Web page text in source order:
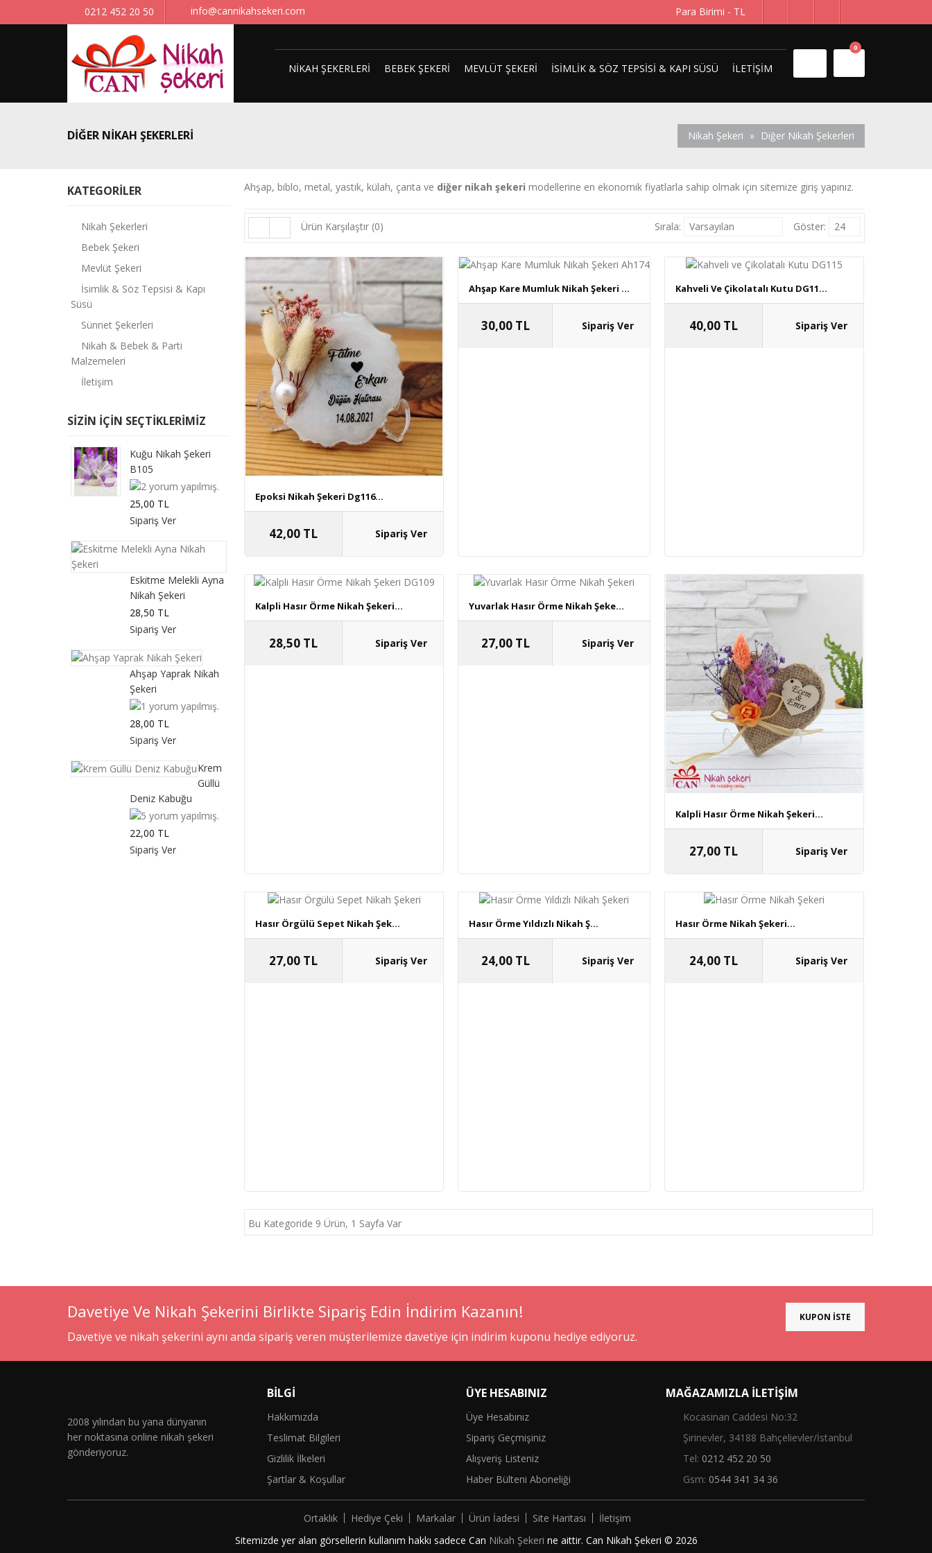
0212 452 20 50 info@cannikahsekeri.com Para Birimi - TL
0
NIKAH ŞEKERLERI BEBEK ŞEKERI MEVLÜT ŞEKERI İSIMLIK & SÖZ TEPSISI & KAPI SÜSÜ İLETIŞIM
KATEGORILER
Nikah Şekerleri
Bebek Şekeri
Mevlüt Şekeri
İsimlik & Söz Tepsisi & Kapı
Süsü
Sünnet Şekerleri
Nikah & Bebek & Parti
Malzemeleri
İletişim
SIZIN IÇIN SEÇTIKLERIMIZ
Kuğu Nikah Şekeri
B105
25,00 TL
Eskitme Melekli Ayna
Nikah Şekeri
28,50 TL
Ahşap Yaprak Nikah
Şekeri
28,00 TL
Krem
Güllü
Deniz Kabuğu
22,00 TL
Nikah Şekeri » Diğer Nikah Şekerleri
DIĞER NIKAH ŞEKERLERI
Ahşap, biblo, metal, yastık, külah, çanta ve diğer nikah şekeri modellerine en ekonomik fiyatlarla sahip olmak için sitemize giriş yapınız.
Göster: 24
Sırala: Varsayılan
Ürün Karşılaştır (0)
Epoksi Nikah Şekeri Dg116...
42,00 TL
Ahşap Kare Mumluk Nikah Şekeri ...
30,00 TL
Kahveli Ve Çikolatalı Kutu DG11...
40,00 TL
Kalpli Hasır Örme Nikah Şekeri...
28,50 TL
Yuvarlak Hasır Örme Nikah Şeke...
27,00 TL
Kalpli Hasır Örme Nikah Şekeri...
27,00 TL
Hasır Örgülü Sepet Nikah Şek...
27,00 TL
Hasır Örme Yıldızlı Nikah Ş...
24,00 TL
Hasır Örme Nikah Şekeri...
24,00 TL
Bu Kategoride 9 Ürün, 1 Sayfa Var
Davetiye Ve Nikah Şekerini Birlikte Sipariş Edin İndirim Kazanın!
Davetiye ve nikah şekerini aynı anda sipariş veren müşterilemize davetiye için indirim kuponu hediye ediyoruz.
KUPON İSTE
2008 yılından bu yana dünyanın
her noktasına online nikah şekeri
gönderiyoruz.
BILGI
Hakkımızda
Teslimat Bilgileri
Gizlilik İlkeleri
Şartlar & Koşullar
ÜYE HESABINIZ
Üye Hesabınız
Sipariş Geçmişiniz
Alışveriş Listeniz
Haber Bülteni Aboneliği
MAĞAZAMIZLA İLETIŞIM
Kocasinan Caddesi No:32
Şirinevler, 34188 Bahçelievler/İstanbul
Tel: 0212 452 20 50
Gsm: 0544 341 34 36
Ortaklık Hediye Çeki Markalar Ürün İadesi Site Haritası
İletişim
Sitemizde yer alan görsellerin kullanım hakkı sadece Can Nikah Şekeri ne aittir. Can Nikah Şekeri © 2026